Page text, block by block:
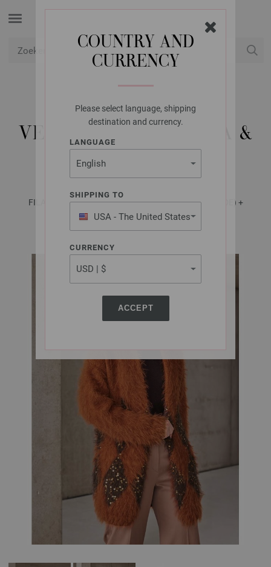
COUNTRY AND
CURRENCY
Please select language, shipping
destination and currency.
LANGUAGE
SHIPPING TO
USA - The United States
of America
CURRENCY
ACCEPT
LANA GROSSA
VEST ECOPUNO, BASTA &
COSMO
FILATI No. 70 (Herbst/Winter 2025/26) - Tijdschrift (DE) +
Breibeschrijvingen (NL) | Patroon 29